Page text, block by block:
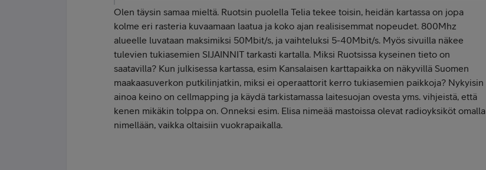
Olen täysin samaa mieltä. Ruotsin puolella Telia tekee toisin, heidän kartassa on jopa
kolme eri rasteria kuvaamaan laatua ja koko ajan realisisemmat nopeudet. 800Mhz
alueelle luvataan maksimiksi 50Mbit/s, ja vaihteluksi 5-40Mbit/s. Myös sivuilla näkee
tulevien tukiasemien SIJAINNIT tarkasti kartalla. Miksi Ruotsissa kyseinen tieto on
saatavilla? Kun julkisessa kartassa, esim Kansalaisen karttapaikka on näkyvillä Suomen
maakaasuverkon putkilinjatkin, miksi ei operaattorit kerro tukiasemien paikkoja? Nykyisin
ainoa keino on cellmapping ja käydä tarkistamassa laitesuojan ovesta yms. vihjeistä, että
kenen mikäkin tolppa on. Onneksi esim. Elisa nimeää mastoissa olevat radioyksiköt omalla
nimellään, vaikka oltaisiin vuokrapaikalla.